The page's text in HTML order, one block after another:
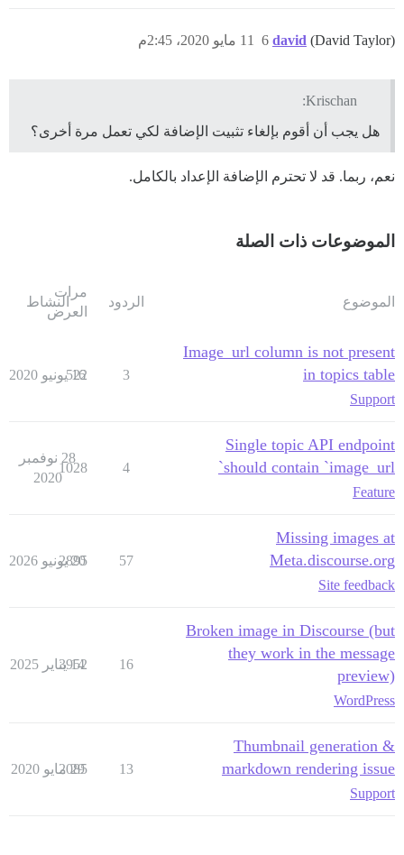
david (David Taylor) 11 مايو 2020، 2:45م 6
Krischan:
هل يجب أن أقوم بإلغاء تثبيت الإضافة لكي تعمل مرة أخرى؟
نعم، ربما. قد لا تحترم الإضافة الإعداد بالكامل.
الموضوعات ذات الصلة
الموضوع الردود
مرات
العرض
النشاط
Image_url column is not present
in topics table
Support
3
522
16 يونيو 2020
Single topic API endpoint
should contain `image_url`
Feature
4
1028
28 نوفمبر
2020
Missing images at
Meta.discourse.org
Site feedback
57
2895
20 يونيو 2026
Broken image in Discourse (but
they work in the message
preview)
WordPress
16
3952
14 يناير 2025
Thumbnail generation &
markdown rendering issue
Support
13
2085
29 مايو 2020